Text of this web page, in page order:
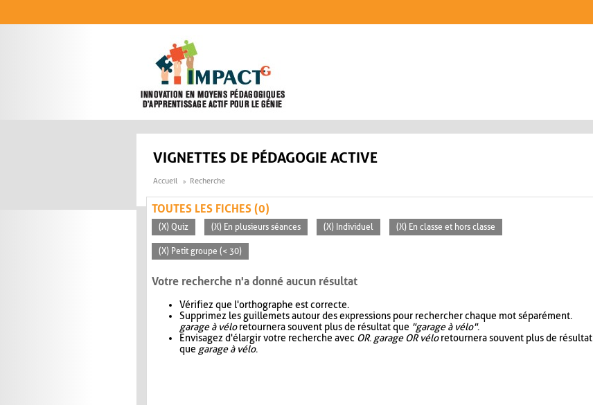
VIGNETTES DE PÉDAGOGIE ACTIVE
Accueil Recherche
TOUTES LES FICHES (0)
(X) Quiz (X) En plusieurs séances (X) Individuel (X) En classe et hors classe
(X) Petit groupe (< 30)
Votre recherche n'a donné aucun résultat
Vérifiez que l'orthographe est correcte.
Supprimez les guillemets autour des expressions pour rechercher chaque mot séparément.
garage à véloretournera souvent plus de résultat que "garage à vélo".
Envisagez d'élargir votre recherche avec OR. garage OR véloretournera souvent plus de résultat
que garage à vélo.